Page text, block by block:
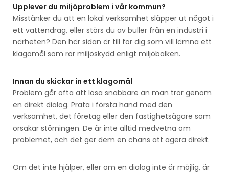
Upplever du miljöproblem i vår kommun?
Misstänker du att en lokal verksamhet släpper ut något i
ett vattendrag, eller störs du av buller från en industri i
närheten? Den här sidan är till för dig som vill lämna ett
klagomål som rör miljöskydd enligt miljöbalken.
Innan du skickar in ett klagomål
Problem går ofta att lösa snabbare än man tror genom
en direkt dialog. Prata i första hand med den
verksamhet, det företag eller den fastighetsägare som
orsakar störningen. De är inte alltid medvetna om
problemet, och det ger dem en chans att agera direkt.
Om det inte hjälper, eller om en dialog inte är möjlig, är